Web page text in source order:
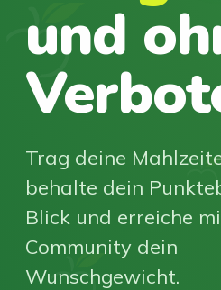
und
Trag deine
behalte dein
Blick und erreiche
Community dein
Wunschgewicht.